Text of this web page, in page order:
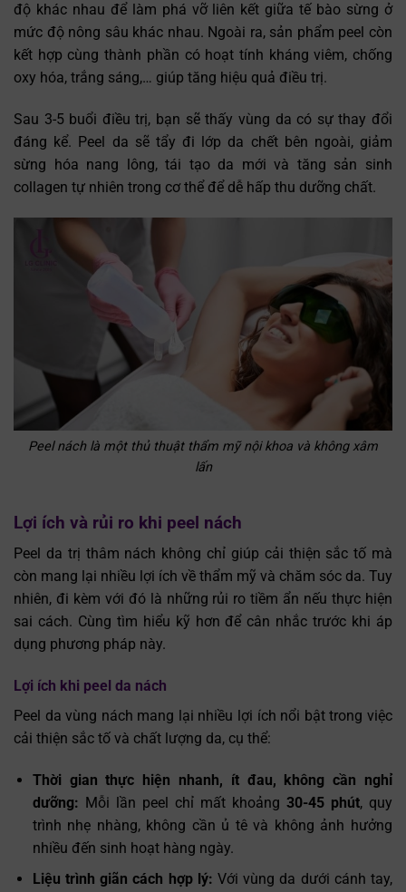
độ khác nhau để làm phá vỡ liên kết giữa tế bào sừng ở
mức độ nông sâu khác nhau. Ngoài ra, sản phẩm peel còn
kết hợp cùng thành phần có hoạt tính kháng viêm, chống
oxy hóa, trắng sáng,… giúp tăng hiệu quả điều trị.
Sau 3-5 buổi điều trị, bạn sẽ thấy vùng da có sự thay đổi
đáng kể. Peel da sẽ tẩy đi lớp da chết bên ngoài, giảm
sừng hóa nang lông, tái tạo da mới và tăng sản sinh
collagen tự nhiên trong cơ thể để dễ hấp thu dưỡng chất.
Peel nách là một thủ thuật thẩm mỹ nội khoa và không xâm
lấn
Lợi ích và rủi ro khi peel nách
Peel da trị thâm nách không chỉ giúp cải thiện sắc tố mà
còn mang lại nhiều lợi ích về thẩm mỹ và chăm sóc da. Tuy
nhiên, đi kèm với đó là những rủi ro tiềm ẩn nếu thực hiện
sai cách. Cùng tìm hiểu kỹ hơn để cân nhắc trước khi áp
dụng phương pháp này.
Lợi ích khi peel da nách
Peel da vùng nách mang lại nhiều lợi ích nổi bật trong việc
cải thiện sắc tố và chất lượng da, cụ thể:
Thời gian thực hiện nhanh, ít đau, không cần nghỉ
dưỡng: Mỗi lần peel chỉ mất khoảng 30-45 phút, quy
trình nhẹ nhàng, không cần ủ tê và không ảnh hưởng
nhiều đến sinh hoạt hàng ngày.
Liệu trình giãn cách hợp lý: Với vùng da dưới cánh tay,